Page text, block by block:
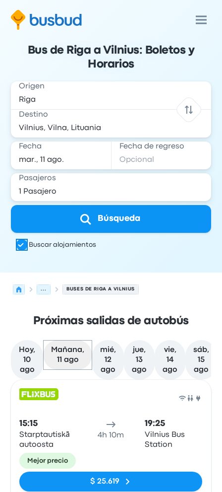
Bus de Riga a Vilnius: Boletos y
Horarios
Origen
Destino
Fecha Fecha de regreso
Pasajeros
Búsqueda
Buscar alojamientos
... BUSES DE RIGA A VILNIUS
Próximas salidas de autobús
Hoy,
10
ago
Mañana,
11 ago
mié,
12
ago
jue,
13
ago
vie,
14
ago
sáb,
15
ago
15:15
Starptautiskā
autoosta
4h 10m
19:25
Vilnius Bus
Station
Mejor precio
$ 25.619